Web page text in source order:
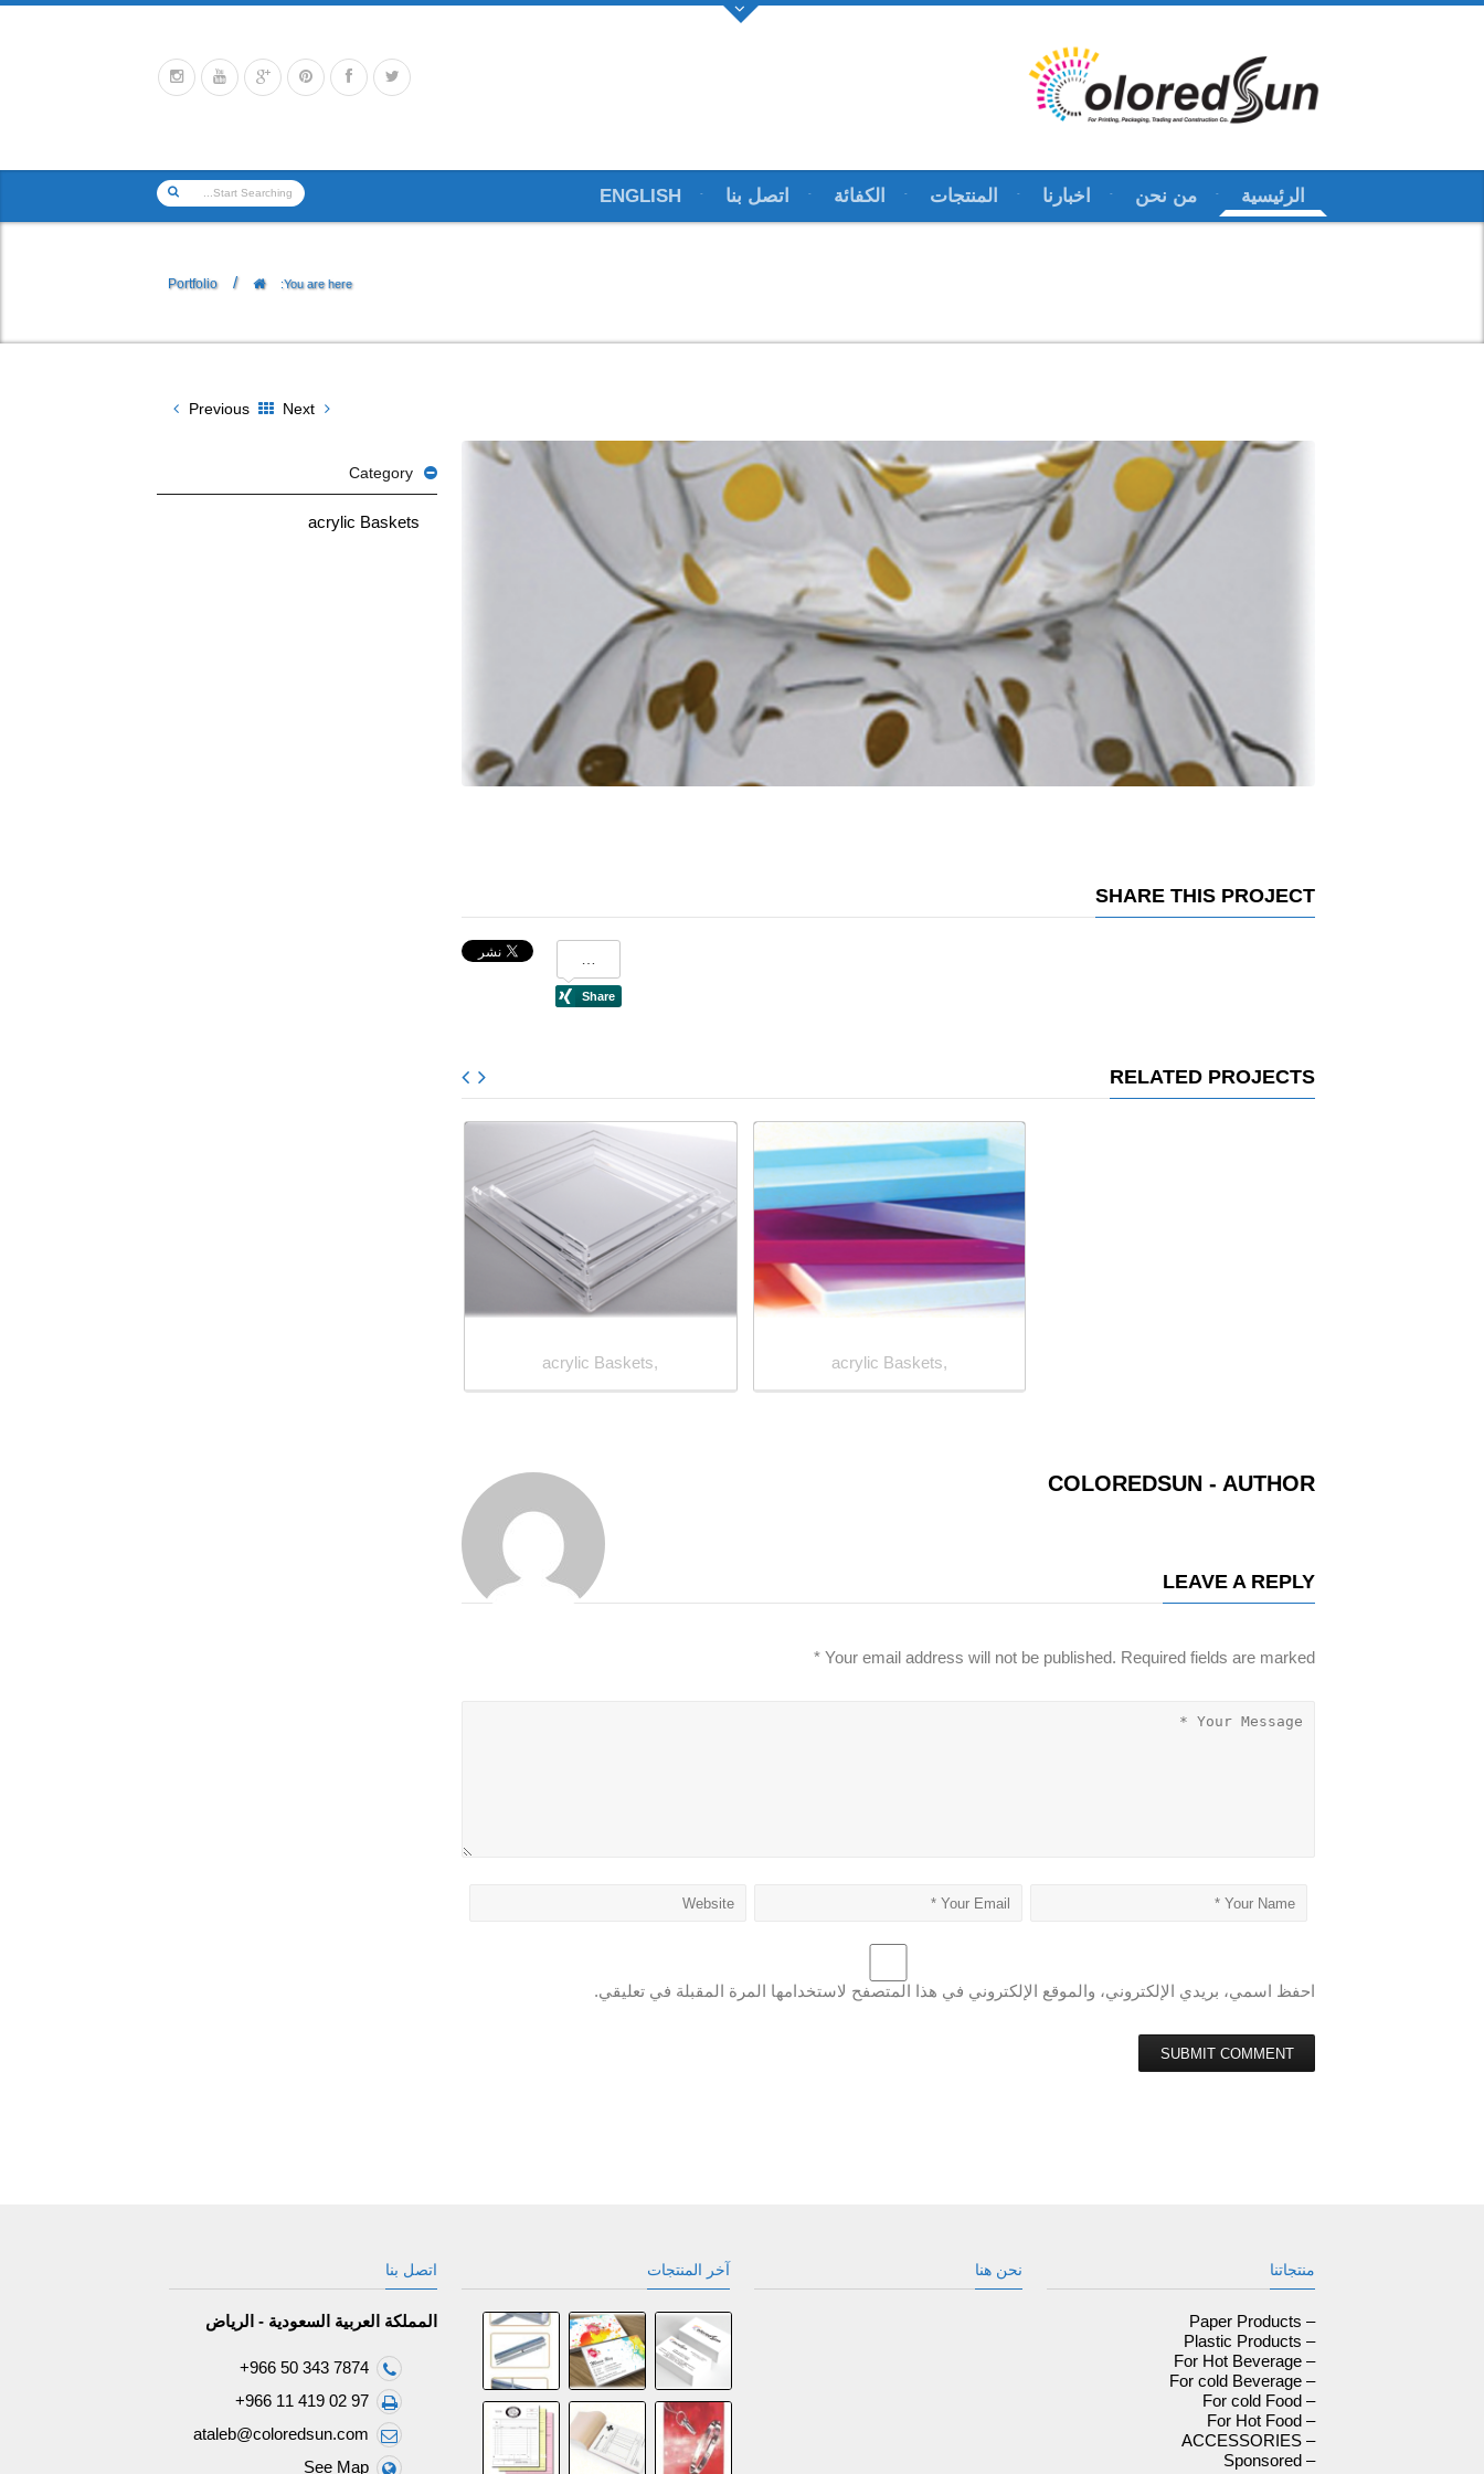
الرئيسية من نحن اخبارنا المنتجات الكفائة اتصل بنا ENGLISH
You are here:
/
Portfolio
Previous Next
SHARE THIS PROJECT
RELATED PROJECTS
acrylic Baskets, acrylic Baskets,
COLOREDSUN- AUTHOR
LEAVE A REPLY
Your email address will not be published. Required fields are marked
*
احفظ اسمي، بريدي الإلكتروني، والموقع الإلكتروني في هذا المتصفح لاستخدامها المرة المقبلة في تعليقي.
Category
acrylic Baskets
منتجاتنا
– Paper Products
– Plastic Products
– For Hot Beverage
– For cold Beverage
– For cold Food
– For Hot Food
– ACCESSORIES
– Sponsored
نحن هنا آخر المنتجات اتصل بنا
المملكة العربية السعودية - الرياض
+966 50 343 7874
+966 11 419 02 97
ataleb@coloredsun.com
See Map